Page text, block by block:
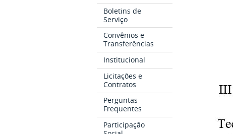
Boletins de
Serviço
Convênios e
Transferências
Institucional
Licitações e
Contratos
Perguntas
Frequentes
Participação